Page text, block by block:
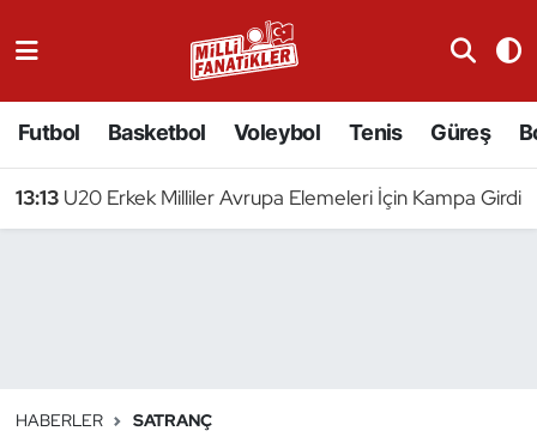
Futbol Basketbol Voleybol Tenis Güreş
13:13 U20 Erkek Milliler Avrupa Elemeleri İçin Kampa Girdi
HABERLER SATRANÇ
Badminton